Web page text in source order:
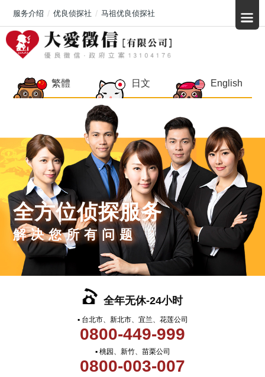
繁體 日文 English
全方位侦探服务
解决您所有问题
全年无休-24小时
▪ 台北市、新北市、宜兰、花莲公司
0800-449-999
▪ 桃园、新竹、苗栗公司
0800-003-007
服务介绍 优良侦探社 马祖优良侦探社